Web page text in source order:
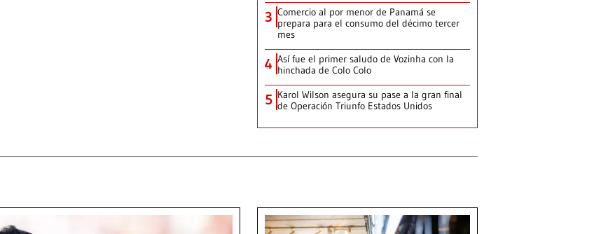
3 Comercio al por menor de Panamá se
prepara para el consumo del décimo tercer
mes
4 Así fue el primer saludo de Vozinha con la
hinchada de Colo Colo
5 Karol Wilson asegura su pase a la gran final
de Operación Triunfo Estados Unidos